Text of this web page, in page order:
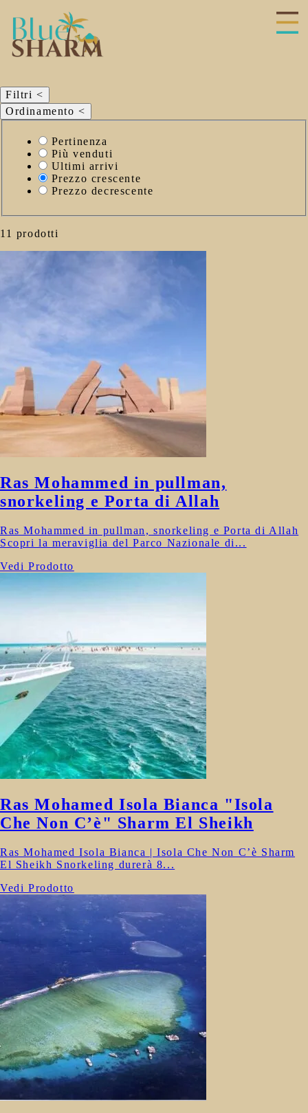
Filtri<
Ordinamento<
criterio
ordinamento
Pertinenza
Più venduti
Ultimi arrivi
Prezzo crescente
Prezzo decrescente
11 prodotti
Ras Mohammed in pullman,
snorkeling e Porta di Allah
Ras Mohammed in pullman, snorkeling e Porta di Allah
Scopri la meraviglia del Parco Nazionale di...
Vedi Prodotto
Ras Mohamed Isola Bianca "Isola
Che Non C’è" Sharm El Sheikh
Ras Mohamed Isola Bianca | Isola Che Non C’è Sharm
El Sheikh Snorkeling durerà 8...
Vedi Prodotto